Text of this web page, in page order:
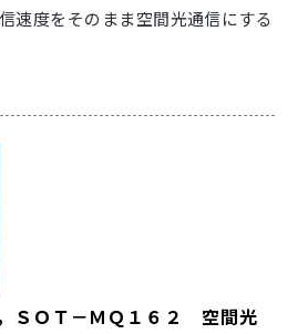
速度をそのまま空間光通信にする
ＳＯＴ－ＭＱ１６２ 空間光